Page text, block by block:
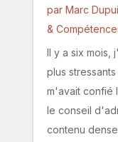
par Marc
&
Il y a six mois,
plus
m'avait confié
le conseil
contenu